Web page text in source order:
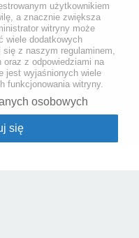
użytkownikiem
a znacznie zwiększa
witryny może
wiele dodatkowych
się z naszym regulaminem,
z odpowiedziami na
jest wyjaśnionych wiele
funkcjonowania witryny.
osobowych
się